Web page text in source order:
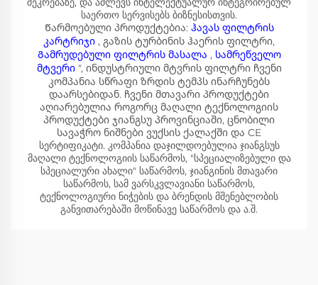
საერთო სერვისებს ბიზნესისთვის.
Წარმოებული პროდუქტებია: ჰავას ფილტრის
კარტრიჯი , გაზის ტურბინის ჰაერის ფილტრი,
Გამრუდებული ფილტრის მასალა , სამრეწველო
მტვერი ", ინდუსტრიული მტვრის ფილტრი ჩვენი
კომპანია სწრაფი ზრდის ტემპს ინარჩუნებს
დაარსებიდან. ჩვენი მთავარი პროდუქტები
აღიარებულია როგორც მაღალი ტექნოლოგიის
პროდუქტები ჯიანგსუ პროვინციაში, ცნობილი
სავაჭრო ნიშნები ვუქსის ქალაქში და CE
სერტიფიკატი. კომპანია დაჯილდოებულია ჯიანგსუს
მაღალი ტექნოლოგიის საწარმოს, "სპეციალიზებული და
სპეციალური ახალი" საწარმოს, ჯიანგინის მთავარი
საწარმოს, სამ ვარსკვლავიანი საწარმოს,
ტექნოლოგიური ნიჭების და ბრენდის მშენებლობის
განვითარებაში მოწინავე საწარმოს და ა.შ.